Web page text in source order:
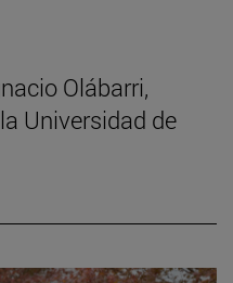
Olábarri,
Universidad de